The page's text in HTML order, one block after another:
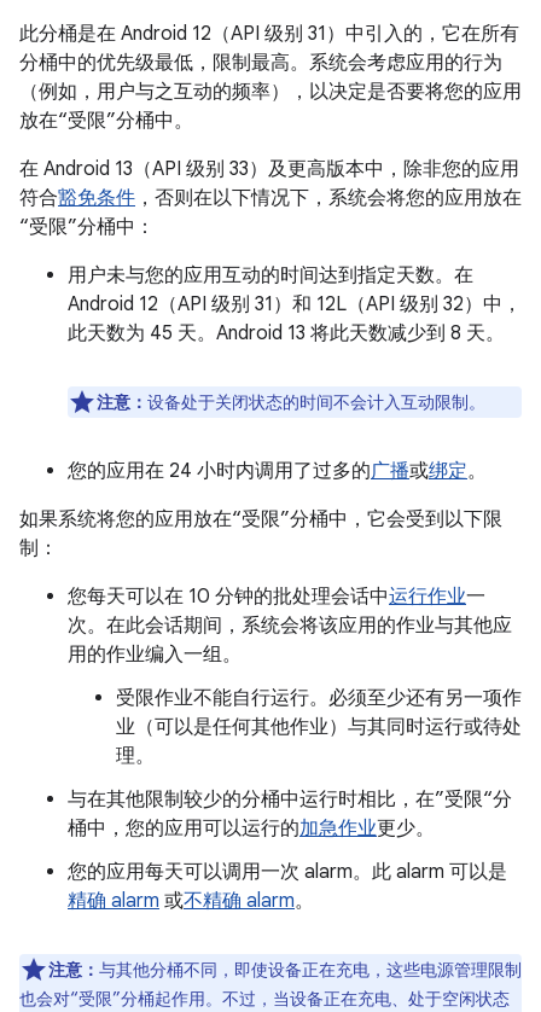
此分桶是在 Android 12（API 级别 31）中引入的，它在所有
分桶中的优先级最低，限制最高。系统会考虑应用的行为
（例如，用户与之互动的频率），以决定是否要将您的应用
放在“受限”分桶中。
在 Android 13（API 级别 33）及更高版本中，除非您的应用
符合豁免条件 ，否则在以下情况下，系统会将您的应用放在
“受限”分桶中：
用户未与您的应用互动的时间达到指定天数。在
Android 12（API 级别 31）和 12L（API 级别 32）中，
此天数为 45 天。Android 13 将此天数减少到 8 天。
注意： 设备处于关闭状态的时间不会计入互动限制。
您的应用在 24 小时内调用了过多的广播或绑定。
如果系统将您的应用放在“受限”分桶中，它会受到以下限
制：
您每天可以在 10 分钟的批处理会话中运行作业一
次。在此会话期间，系统会将该应用的作业与其他应
用的作业编入一组。
受限作业不能自行运行。必须至少还有另一项作
业（可以是任何其他作业）与其同时运行或待处
理。
与在其他限制较少的分桶中运行时相比，在”受限“分
桶中，您的应用可以运行的加急作业更少。
您的应用每天可以调用一次 alarm。此 alarm 可以是
精确 alarm 或不精确 alarm。
注意： 与其他分桶不同，即使设备正在充电，这些电源管理限制
也会对“受限”分桶起作用。不过，当设备正在充电、处于空闲状态